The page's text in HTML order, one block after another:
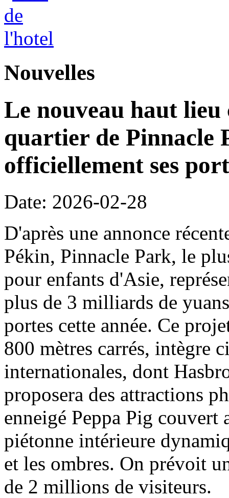
Nouvelles
Le nouveau haut
quartier de Pinnacle
officiellement ses
Date: 2026-02-28
D'après une annonce
Pékin, Pinnacle Park, le
pour enfants d'Asie,
plus de 3 milliards de
portes cette année. Ce
800 mètres carrés, intègre
internationales, dont
proposera des attractions
enneigé Peppa Pig couvert
piétonne intérieure
et les ombres. On prévoit
de 2 millions de visiteurs.